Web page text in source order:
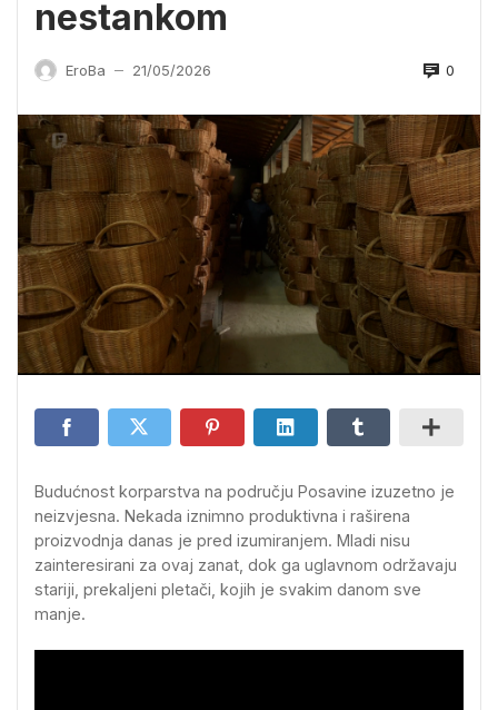
nestankom
EroBa — 21/05/2026 0
Budućnost korparstva na području Posavine izuzetno je
neizvjesna. Nekada iznimno produktivna i raširena
proizvodnja danas je pred izumiranjem. Mladi nisu
zainteresirani za ovaj zanat, dok ga uglavnom održavaju
stariji, prekaljeni pletači, kojih je svakim danom sve
manje.